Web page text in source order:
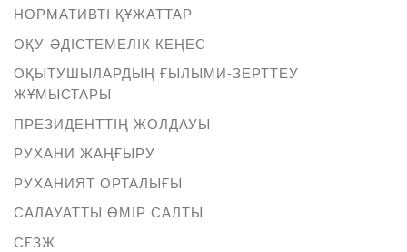
НОРМАТИВТІ ҚҰЖАТТАР
ОҚУ-ӘДІСТЕМЕЛІК КЕҢЕС
ОҚЫТУШЫЛАРДЫҢ ҒЫЛЫМИ-ЗЕРТТЕУ
ЖҰМЫСТАРЫ
ПРЕЗИДЕНТТІҢ ЖОЛДАУЫ
РУХАНИ ЖАҢҒЫРУ
РУХАНИЯТ ОРТАЛЫҒЫ
САЛАУАТТЫ ӨМІР САЛТЫ
СҒЗЖ